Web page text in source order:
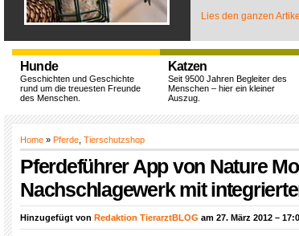
Lies den ganzen
Hunde
Geschichten und Geschichte
rund um die treuesten Freunde
des Menschen.
Katzen
Seit 9500 Jahren Begleiter des
Menschen – hier ein kleiner
Auszug.
Home » Pferde Tierschutzshop
Pferdeführer App von Nature
Nachschlagewerk mit
Hinzugefügt von Redaktion TierarztBLOG am 27. März 2012 –